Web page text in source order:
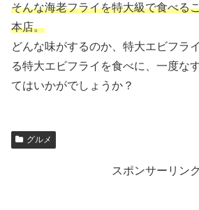
そんな海老フライを特大級で食べる
本店。
どんな味がするのか、特大エビフラ
る特大エビフライを食べに、一度な
てはいかがでしょうか？
グルメ
スポンサーリンク